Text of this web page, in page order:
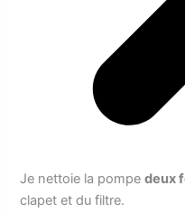
Je nettoie la pompedeux
clapet et du filtre.